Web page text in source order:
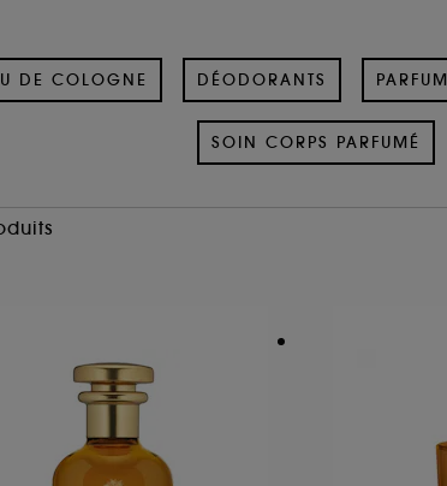
DE COLOGNE DÉODORANTS PARFUM
SOIN CORPS PARFUMÉ